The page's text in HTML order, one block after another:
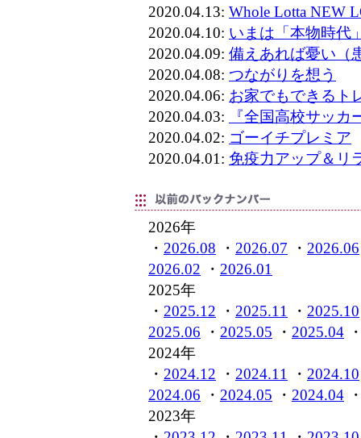
2020.04.13: Whole Lotta NEW
2020.04.10: いまは「本物時代
2020.04.09: 備えあれば憂い（
2020.04.08: つながりを想う
2020.04.06: お家でもできるト
2020.04.03:
『全国高校サッ
2020.04.02: ゴーイチプレミア
2020.04.01: 免疫力アップ＆リ
2026年
・ 2026.08 ・ 2026.07 ・ 2026.06
2026.02 ・ 2026.01
2025年
・ 2025.12 ・ 2025.11 ・ 2025.10
2025.06 ・ 2025.05 ・ 2025.04
2024年
・ 2024.12 ・ 2024.11 ・ 2024.10
2024.06 ・ 2024.05 ・ 2024.04
2023年